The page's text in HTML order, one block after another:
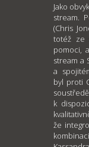
Jako
stream.
(Chris
totéž ze
pomoci,
stream a
a
byl proti
k
že